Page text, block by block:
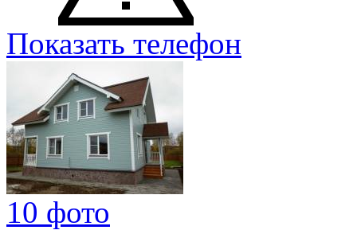
Показать телефон
10 фото